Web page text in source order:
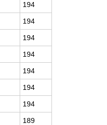
194
194
194
194
194
194
194
189